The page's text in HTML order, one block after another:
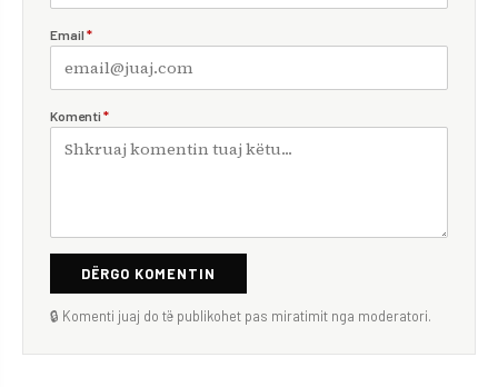
Email *
Komenti *
DËRGO KOMENTIN
🔒 Komenti juaj do të publikohet pas miratimit nga moderatori.